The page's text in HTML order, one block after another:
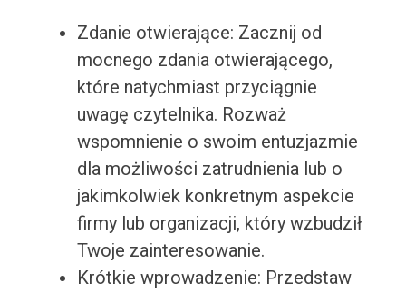
Zdanie otwierające: Zacznij od
mocnego zdania otwierającego,
które natychmiast przyciągnie
uwagę czytelnika. Rozważ
wspomnienie o swoim entuzjazmie
dla możliwości zatrudnienia lub o
jakimkolwiek konkretnym aspekcie
firmy lub organizacji, który wzbudził
Twoje zainteresowanie.
Krótkie wprowadzenie: Przedstaw